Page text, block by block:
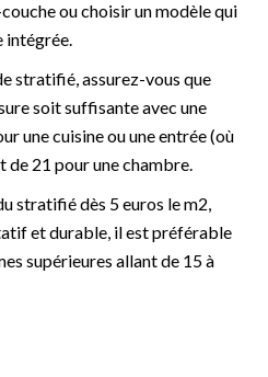
ou choisir un modèle qui
intégrée.
stratifié, assurez-vous que
soit suffisante avec une
une cuisine ou une entrée (où
de 21 pour une chambre.
stratifié dès 5 euros le m2,
et durable, il est préférable
supérieures allant de 15 à